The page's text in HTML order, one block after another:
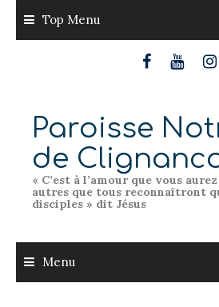
content
Top Menu
Paroisse
de
« C’est à l’amour que vous
autres que tous reconnaîtront
disciples » dit Jésus
Menu